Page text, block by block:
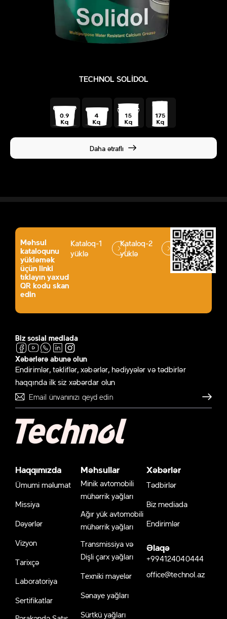
TECHNOL SOLIDOL
Daha ətraflı
Məhsul
kataloqunu
yükləmək
üçün linki
tıklayın yaxud
QR kodu skan
edin
Kataloq-1
yüklə
Kataloq-2
yüklə
Biz sosial mediada
Xəbərlərə abunə olun
Endirimlər, təkliflər, xəbərlər, hədiyyələr və tədbirlər
haqqında ilk siz xəbərdar olun
Göndər
Haqqımızda
Ümumi məlumat
Missiya
Dəyərlər
Vizyon
Tarixçə
Laboratoriya
Sertifikatlar
Məhsullar
Minik avtomobili
mühərrik yağları
Ağır yük avtomobili
mühərrik yağları
Transmissiya və
Dişli çarx yağları
Texniki mayelər
Sənaye yağları
Sürtkü yağları
Xəbərlər
Tədbirlər
Biz mediada
Endirimlər
Əlaqə
+994124040444
office@technol.az